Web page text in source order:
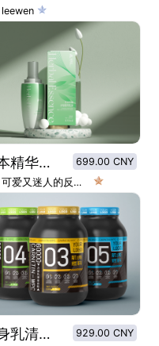
leewen
草本精华绿色科技风润肤乳包装设计
699.00 CNY
可爱又迷人的反派角色
健身乳清蛋白粉包装设计
929.00 CNY